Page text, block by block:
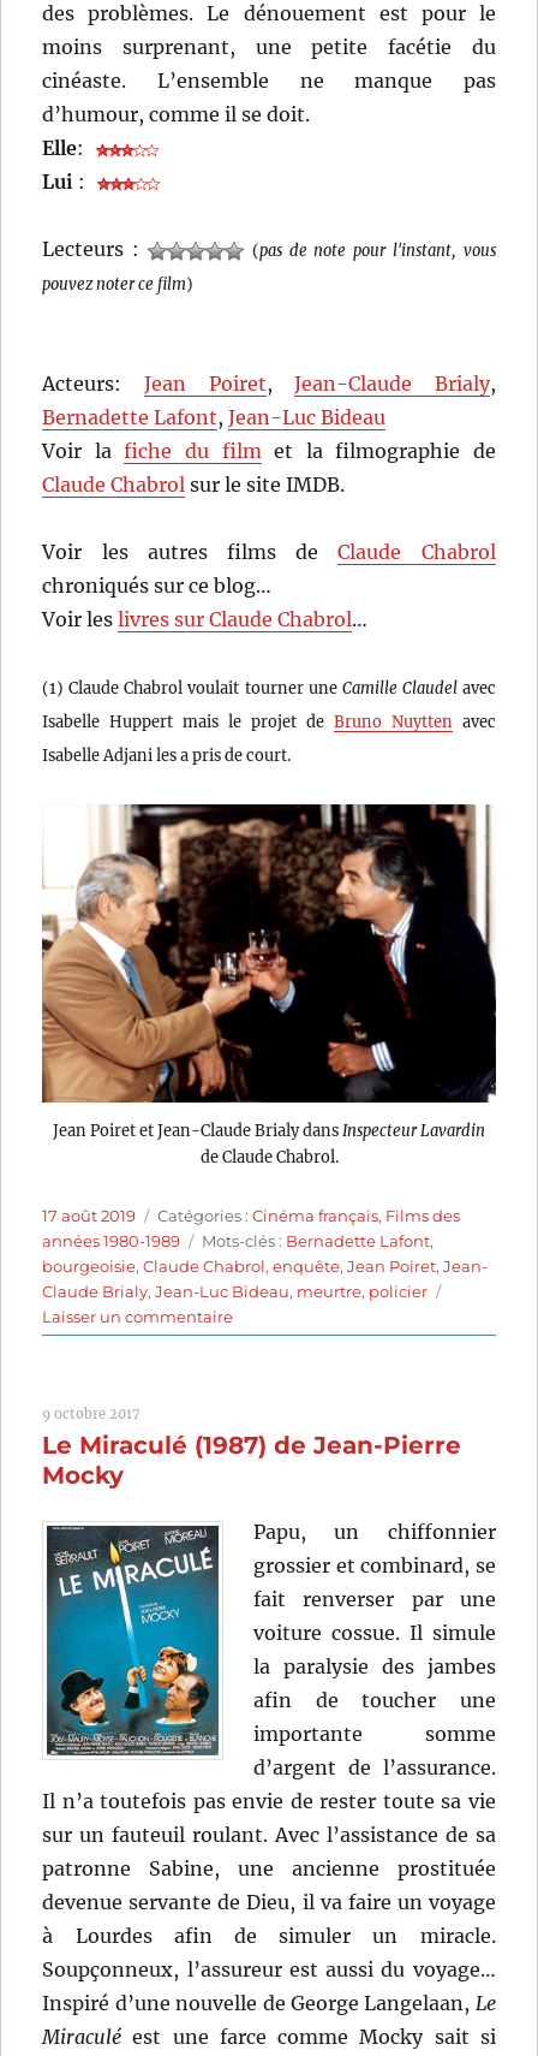
des problèmes. Le dénouement est pour le
moins surprenant, une petite facétie du
cinéaste. L’ensemble ne manque pas
d’humour, comme il se doit.
Elle:
Lui :
Lecteurs : (pas de note pour l'instant, vous
pouvez noter ce film)
Acteurs: Jean Poiret,Jean-Claude Brialy,
Bernadette Lafont,Jean-Luc Bideau
Voir lafiche du filmet la filmographie de
Claude Chabrol sur le site IMDB.
Voir les autres films deClaude Chabrol
chroniqués sur ce blog…
Voir leslivres sur Claude Chabrol…
(1) Claude Chabrol voulait tourner une Camille Claudelavec
Isabelle Huppert mais le projet de Bruno Nuytten avec
Isabelle Adjani les a pris de court.
Jean Poiret et Jean-Claude Brialy dansInspecteur Lavardin
de Claude Chabrol.
Publié
le
17 août 2019 Catégories
Catégories :Cinéma français, Films des
années 1980-1989
Étiquettes
Mots-clés : Bernadette Lafont,
bourgeoisie,Claude Chabrol,enquête,Jean Poiret,Jean-
Claude Brialy,Jean-Luc Bideau, meurtre, policier
Laisser un commentairesur
Inspecteur
Claude
9 octobre 2017
Le Miraculé (1987) de Jean-Pierre
Mocky
Papu, un chiffonnier
grossier et combinard, se
fait renverser par une
voiture cossue. Il simule
la paralysie des jambes
afin de toucher une
importante somme
d’argent de l’assurance.
Il n’a toutefois pas envie de rester toute sa vie
sur un fauteuil roulant. Avec l’assistance de sa
patronne Sabine, une ancienne prostituée
devenue servante de Dieu, il va faire un voyage
à Lourdes afin de simuler un miracle.
Soupçonneux, l’assureur est aussi du voyage…
Inspiré d’une nouvelle de George Langelaan, Le
Miraculé est une farce comme Mocky sait si